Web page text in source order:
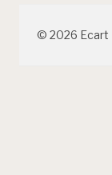
© 2026 Ecart